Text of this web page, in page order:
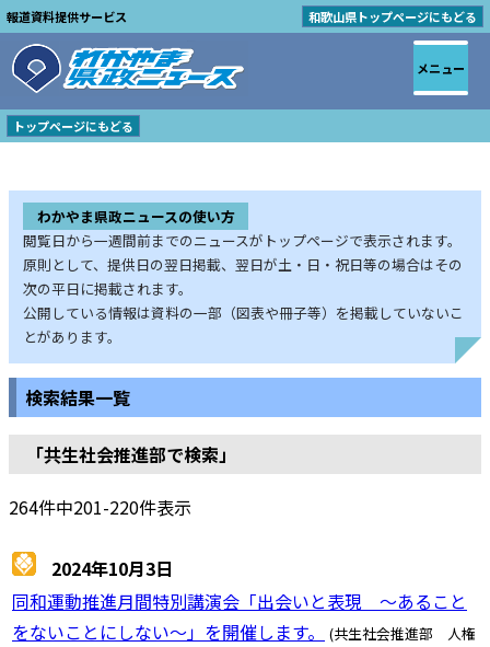
報道資料提供サービス 和歌山県トップページにもどる
トップページにもどる
わかやま県政ニュースの使い方
閲覧日から一週間前までのニュースがトップページで表示されます。
原則として、提供日の翌日掲載、翌日が土・日・祝日等の場合はその
次の平日に掲載されます。
公開している情報は資料の一部（図表や冊子等）を掲載していないこ
とがあります。
検索結果一覧
「共生社会推進部で検索」
264件中201-220件表示
2024年10月3日
同和運動推進月間特別講演会「出会いと表現 ～あること
をないことにしない～」を開催します。
(共生社会推進部 人権
メニュー